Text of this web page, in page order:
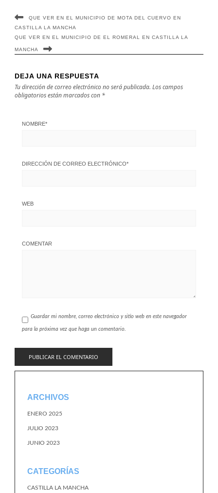
QUE VER EN EL MUNICIPIO DE MOTA DEL CUERVO EN
CASTILLA LA MANCHA
QUE VER EN EL MUNICIPIO DE EL ROMERAL EN CASTILLA LA
MANCHA
DEJA UNA RESPUESTA
Tu dirección de correo electrónico no será publicada. Los campos
obligatorios están marcados con *
NOMBRE*
DIRECCIÓN DE CORREO ELECTRÓNICO*
WEB
COMENTAR
Guardar mi nombre, correo electrónico y sitio web en este navegador
para la próxima vez que haga un comentario.
ARCHIVOS
ENERO 2025
JULIO 2023
JUNIO 2023
CATEGORÍAS
CASTILLA LA MANCHA